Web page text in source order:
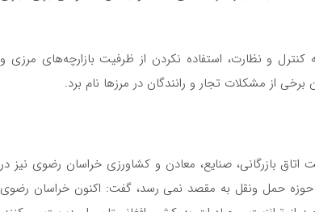
قبل از گمرک در 8 نقطه به بهانه کنترل و نظارت، استفاده نکردن از ظرفیت بازارچه‌های مرزی و
از مشکلات تجار و رانندگان در مرزها نام برد.
بازرگانی، صنایع، معادن و کشاورزی خراسان رضوی نیز در
حوزه حمل ونقل به مقصد نمی رسد، گفت: اکنون خراسان رضوی